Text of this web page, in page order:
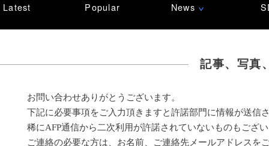
Latest Popular News ∨
記事、写真
お問い合わせありがとうございます。
下記に必要事項をご入力頂きますと許諾部門に情報が送信
稀にAFP通信から二次利用が許諾されていないものもござ
ご連絡の必要な方は、お名前、ご連絡先メールアドレスを